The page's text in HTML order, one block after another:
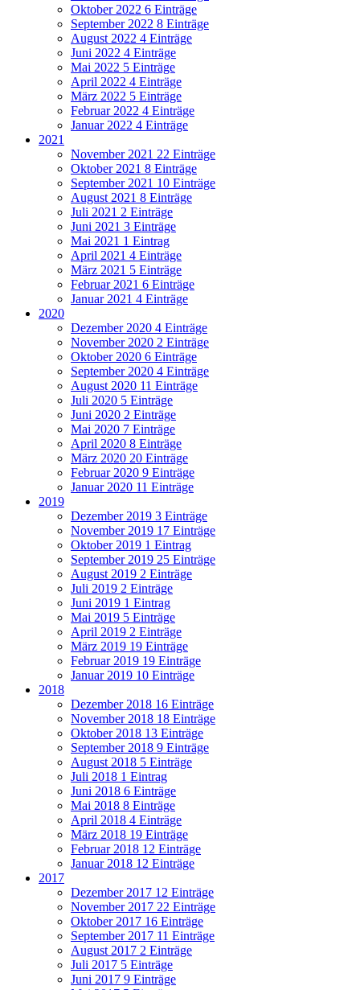
Oktober 2022 6 Einträge
September 2022 8 Einträge
August 2022 4 Einträge
Juni 2022 4 Einträge
Mai 2022 5 Einträge
April 2022 4 Einträge
März 2022 5 Einträge
Februar 2022 4 Einträge
Januar 2022 4 Einträge
2021
November 2021 22 Einträge
Oktober 2021 8 Einträge
September 2021 10 Einträge
August 2021 8 Einträge
Juli 2021 2 Einträge
Juni 2021 3 Einträge
Mai 2021 1 Eintrag
April 2021 4 Einträge
März 2021 5 Einträge
Februar 2021 6 Einträge
Januar 2021 4 Einträge
2020
Dezember 2020 4 Einträge
November 2020 2 Einträge
Oktober 2020 6 Einträge
September 2020 4 Einträge
August 2020 11 Einträge
Juli 2020 5 Einträge
Juni 2020 2 Einträge
Mai 2020 7 Einträge
April 2020 8 Einträge
März 2020 20 Einträge
Februar 2020 9 Einträge
Januar 2020 11 Einträge
2019
Dezember 2019 3 Einträge
November 2019 17 Einträge
Oktober 2019 1 Eintrag
September 2019 25 Einträge
August 2019 2 Einträge
Juli 2019 2 Einträge
Juni 2019 1 Eintrag
Mai 2019 5 Einträge
April 2019 2 Einträge
März 2019 19 Einträge
Februar 2019 19 Einträge
Januar 2019 10 Einträge
2018
Dezember 2018 16 Einträge
November 2018 18 Einträge
Oktober 2018 13 Einträge
September 2018 9 Einträge
August 2018 5 Einträge
Juli 2018 1 Eintrag
Juni 2018 6 Einträge
Mai 2018 8 Einträge
April 2018 4 Einträge
März 2018 19 Einträge
Februar 2018 12 Einträge
Januar 2018 12 Einträge
2017
Dezember 2017 12 Einträge
November 2017 22 Einträge
Oktober 2017 16 Einträge
September 2017 11 Einträge
August 2017 2 Einträge
Juli 2017 5 Einträge
Juni 2017 9 Einträge